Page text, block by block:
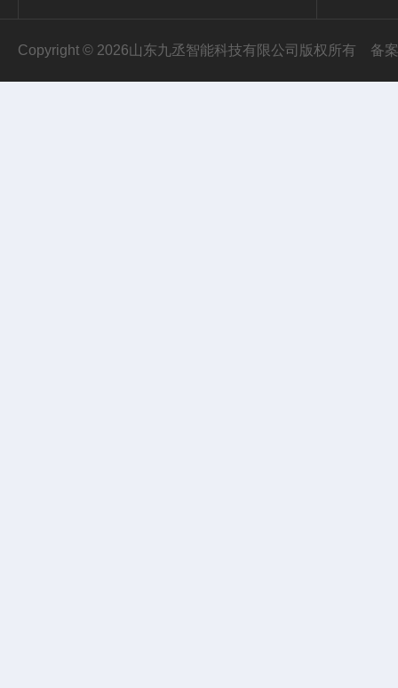
Copyright © 2026山东九丞智能科技有限公司版权所有 备